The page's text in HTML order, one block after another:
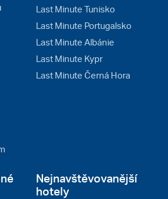
Last Minute Tunisko
Last Minute Portugalsko
Last Minute Albánie
Last Minute Kypr
Last Minute Černá Hora
Nejnavštěvovanější
hotely